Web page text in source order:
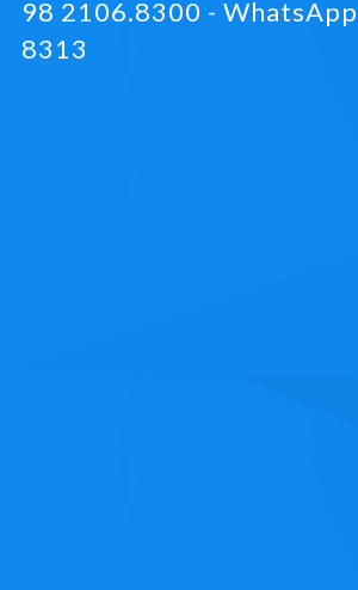
98 2106.8300 -
8313